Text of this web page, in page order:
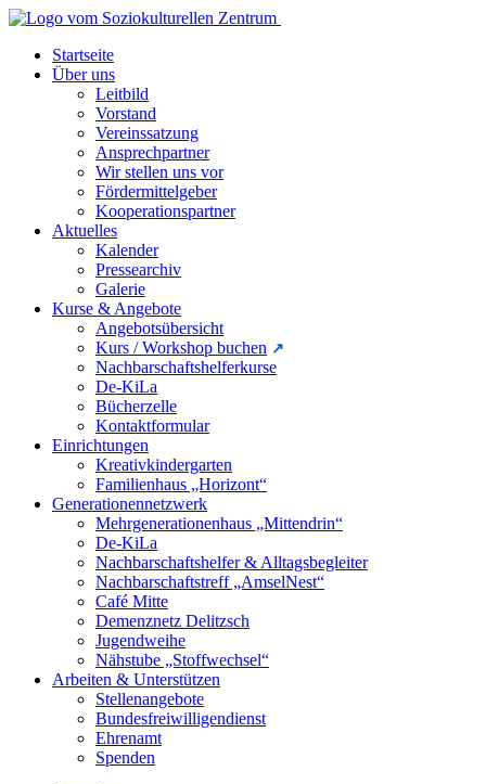
Startseite
Über uns
Leitbild
Vorstand
Vereinssatzung
Ansprechpartner
Wir stellen uns vor
Fördermittelgeber
Kooperationspartner
Aktuelles
Kalender
Pressearchiv
Galerie
Kurse & Angebote
Angebotsübersicht
Kurs / Workshop buchen
Nachbarschaftshelferkurse
De-KiLa
Bücherzelle
Kontaktformular
Einrichtungen
Kreativkindergarten
Familienhaus „Horizont“
Generationennetzwerk
Mehrgenerationenhaus „Mittendrin“
De-KiLa
Nachbarschaftshelfer & Alltagsbegleiter
Nachbarschaftstreff „AmselNest“
Café Mitte
Demenznetz Delitzsch
Jugendweihe
Nähstube „Stoffwechsel“
Arbeiten & Unterstützen
Stellenangebote
Bundesfreiwilligendienst
Ehrenamt
Spenden